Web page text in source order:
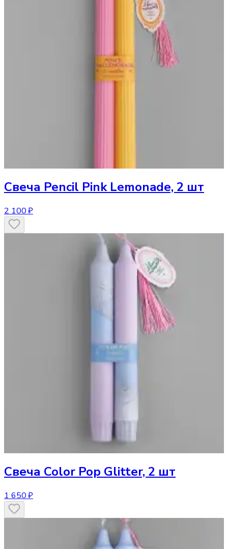
Свеча Pencil Pink Lemonade, 2 шт
2 100 ₽
Свеча Color Pop Glitter, 2 шт
1 650 ₽